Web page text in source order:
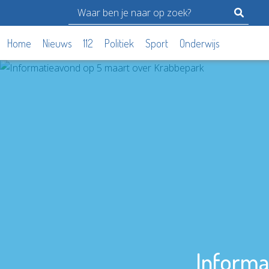
Home Nieuws 112 Politiek Sport Onderwijs